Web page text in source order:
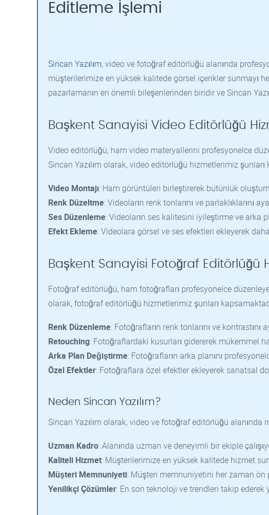
Editleme İşlemi
Sincan Yazılım, video ve fotoğraf editörlüğü alanında
müşterilerimize en yüksek kalitede görsel içerikler sunmayı
pazarlamanın en önemli bileşenlerinden biridir ve Sincan
Başkent Sanayisi Video Editörlüğü
Video editörlüğü, ham video materyallerini profesyonelce
Sincan Yazılım olarak, video editörlüğü hizmetlerimiz şunları
Video Montajı: Ham görüntüleri birleştirerek bütünlük
Renk Düzeltme: Videoların renk tonlarını ve parlaklıklarını
Ses Düzenleme: Videoların ses kalitesini iyileştirme ve arka
Efekt Ekleme: Videolara görsel ve ses efektleri ekleyerek
Başkent Sanayisi Fotoğraf Editörlüğü
Fotoğraf editörlüğü, ham fotoğrafları profesyonelce
olarak, fotoğraf editörlüğü hizmetlerimiz şunları
Renk Düzenleme: Fotoğrafların renk tonlarını ve
Retouching: Fotoğraflardaki kusurları gidererek mükemmel
Arka Plan Değiştirme: Fotoğrafların arka planını
Özel Efektler: Fotoğraflara özel efektler ekleyerek sanatsal
Neden Sincan Yazılım?
Sincan Yazılım olarak, video ve fotoğraf editörlüğü
Uzman Kadro: Alanında uzman ve deneyimli bir ekiple
Kaliteli Hizmet: Müşterilerimize en yüksek kalitede hizmet
Müşteri Memnuniyeti: Müşteri memnuniyetini her zaman
Yenilikçi Çözümler: En son teknoloji ve trendleri takip